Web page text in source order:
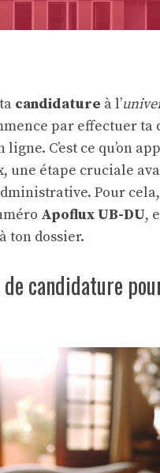
candidature à l’
par effectuer ta
ligne. C’est ce qu’on
une étape cruciale
Pour
Apoflux UB-DU,
ton dossier.
candidature